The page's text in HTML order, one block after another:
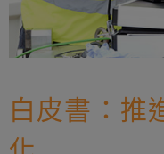
白皮書：推